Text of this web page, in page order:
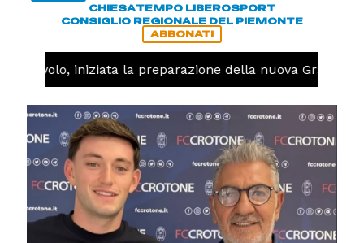
CHIESATEMPO LIBEROSPORT
CONSIGLIO REGIONALE DEL PIEMONTE
ABBONATI
Pallavolo, iniziata la preparazione della nuova Granda